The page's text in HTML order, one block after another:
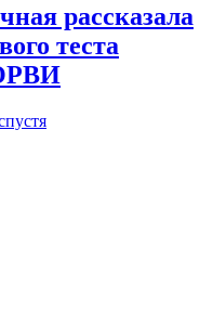
рассказала
теста